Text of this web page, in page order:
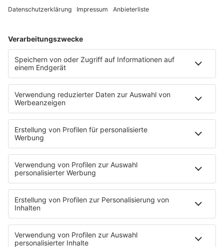
Mädelsabend
Ich hasse Sport
Sonntag Morgen
Strandbar
Putzfimmel
Deutschpop
Deutsche Liebeslieder
PODCASTS
Mit den Waffeln einer Frau
Frühstück bei Barbara
Brave & One
NotAufnahme
"Bewerbung und Karriere"
Aber bitte mit Schlager
Erdbeerkäse
Fitness mit M.A.R.K
Glück in Worten